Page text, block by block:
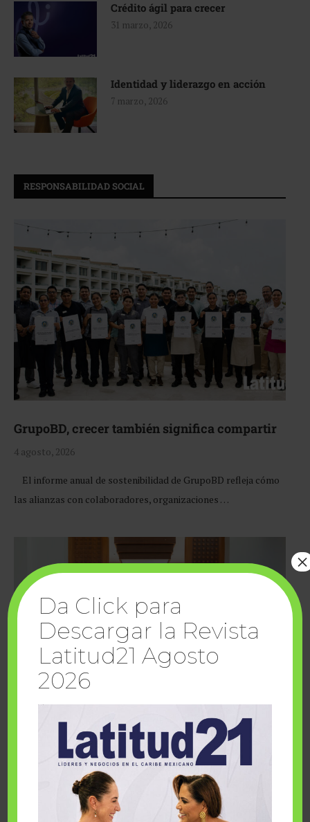
Crédito ágil para crecer
31 marzo, 2026
Identidad y liderazgo en acción
7 marzo, 2026
RESPONSABILIDAD SOCIAL
GrupoBD, crecer también significa compartir
4 agosto, 2026
El informe anual de sostenibilidad de GrupoBD refleja cómo
las alianzas con colaboradores, organizaciones …
Cuando la solidaridad inspira; cumplen
sueños Fairmont Mayakoba y Make-A-Wish
Da Click para
Descargar la Revista
Latitud21 Agosto
2026
×